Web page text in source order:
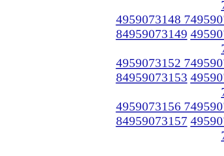
4959073148
84959073149
4959073152
84959073153
4959073156
84959073157